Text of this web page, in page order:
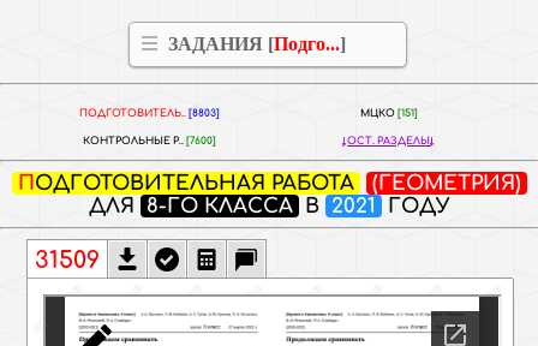
ЗАДАНИЯ [Подго...]
ПОДГОТОВИТЕЛЬ.. [8803] МЦКО [151]
КОНТРОЛЬНЫЕ Р.. [7600] ОСТ. РАЗДЕЛЫ
ПОДГОТОВИТЕЛЬНАЯ РАБОТА
(ГЕОМЕТРИЯ)
ДЛЯ
8-ГО КЛАССА В 2021 ГОДУ
31509